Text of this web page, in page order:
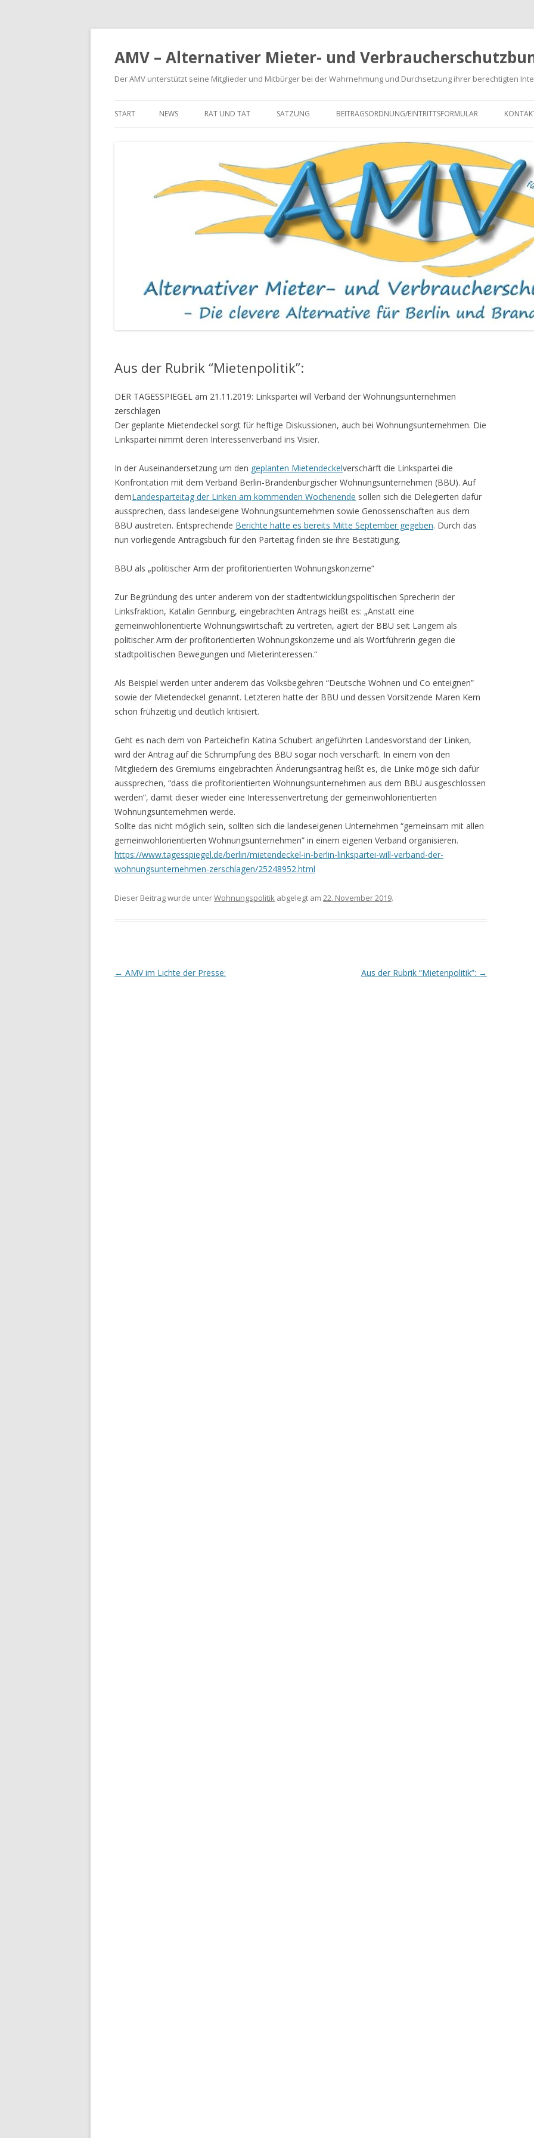
AMV – Alternativer Mieter- und
Der AMV unterstützt seine Mitglieder und Mitbürger bei der Wahrnehmung und Durchsetzung ihrer berechtigten
zum
START NEWS RAT UND TAT
MIETERHÖHUNGEN
MIETMÄNGEL
MODERNISIERUNGEN
SCHÖNHEITSREPARATUREN
SATZUNG BEITRAGSORDNUNG/EINTRITTSFORMULAR
Aus der Rubrik “Mietenpolitik”:
DER TAGESSPIEGEL am 21.11.2019: Linkspartei will Verband der Wohnungsunternehmen
zerschlagen
Der geplante Mietendeckel sorgt für heftige Diskussionen, auch bei Wohnungsunternehmen. Die
Linkspartei nimmt deren Interessenverband ins Visier.
In der Auseinandersetzung um den geplanten Mietendeckelverschärft die Linkspartei die
Konfrontation mit dem Verband Berlin-Brandenburgischer Wohnungsunternehmen (BBU). Auf
demLandesparteitag der Linken am kommenden Wochenende sollen sich die Delegierten dafür
aussprechen, dass landeseigene Wohnungsunternehmen sowie Genossenschaften aus dem
BBU austreten. Entsprechende Berichte hatte es bereits Mitte September gegeben. Durch das
nun vorliegende Antragsbuch für den Parteitag finden sie ihre Bestätigung.
BBU als „politischer Arm der profitorientierten Wohnungskonzerne“
Zur Begründung des unter anderem von der stadtentwicklungspolitischen Sprecherin der
Linksfraktion, Katalin Gennburg, eingebrachten Antrags heißt es: „Anstatt eine
gemeinwohlorientierte Wohnungswirtschaft zu vertreten, agiert der BBU seit Langem als
politischer Arm der profitorientierten Wohnungskonzerne und als Wortführerin gegen die
stadtpolitischen Bewegungen und Mieterinteressen.“
Als Beispiel werden unter anderem das Volksbegehren “Deutsche Wohnen und Co enteignen”
sowie der Mietendeckel genannt. Letzteren hatte der BBU und dessen Vorsitzende Maren Kern
schon frühzeitig und deutlich kritisiert.
Geht es nach dem von Parteichefin Katina Schubert angeführten Landesvorstand der Linken,
wird der Antrag auf die Schrumpfung des BBU sogar noch verschärft. In einem von den
Mitgliedern des Gremiums eingebrachten Änderungsantrag heißt es, die Linke möge sich dafür
aussprechen, “dass die profitorientierten Wohnungsunternehmen aus dem BBU ausgeschlossen
werden”, damit dieser wieder eine Interessenvertretung der gemeinwohlorientierten
Wohnungsunternehmen werde.
Sollte das nicht möglich sein, sollten sich die landeseigenen Unternehmen “gemeinsam mit allen
gemeinwohlorientierten Wohnungsunternehmen” in einem eigenen Verband organisieren.
https://www.tagesspiegel.de/berlin/mietendeckel-in-berlin-linkspartei-will-verband-der-
wohnungsunternehmen-zerschlagen/25248952.html
Dieser Beitrag wurde unterWohnungspolitik abgelegt am 22. November 2019.
Beitrags-
← AMV im Lichte der Presse: Aus der Rubrik “Mietenpolitik”: →